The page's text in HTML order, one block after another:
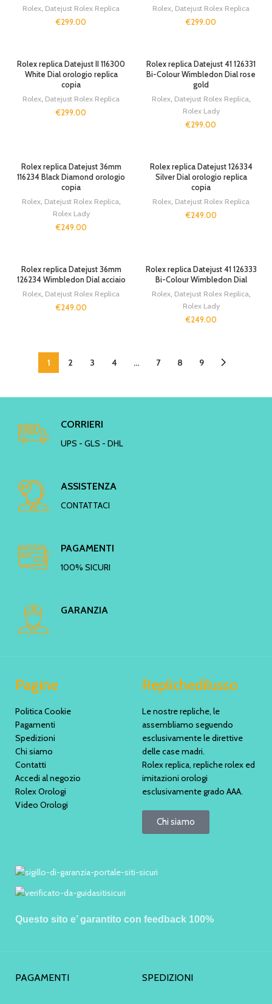
Rolex, Datejust Rolex Replica
€299.00
Rolex, Datejust Rolex Replica
€299.00
Rolex replica Datejust II 116300
White Dial orologio replica
copia
Rolex, Datejust Rolex Replica
€299.00
Rolex replica Datejust 41 126331
Bi-Colour Wimbledon Dial rose
gold
Rolex, Datejust Rolex Replica,
Rolex Lady
€299.00
Rolex replica Datejust 36mm
116234 Black Diamond orologio
copia
Rolex, Datejust Rolex Replica,
Rolex Lady
€249.00
Rolex replica Datejust 126334
Silver Dial orologio replica
copia
Rolex, Datejust Rolex Replica
€249.00
Rolex replica Datejust 36mm
126234 Wimbledon Dial acciaio
Rolex, Datejust Rolex Replica
€249.00
Rolex replica Datejust 41 126333
Bi-Colour Wimbledon Dial
Rolex, Datejust Rolex Replica,
Rolex Lady
€249.00
1 2 3 4 … 7 8 9
CORRIERI
UPS - GLS - DHL
ASSISTENZA
CONTATTACI
PAGAMENTI
100% SICURI
GARANZIA
Pagine
Politica Cookie
Pagamenti
Spedizioni
Chi siamo
Contatti
Accedi al negozio
Rolex Orologi
Video Orologi
Replichedilusso
Le nostre repliche, le
assembliamo seguendo
esclusivamente le direttive
delle case madri.
Rolex replica, repliche rolex ed
imitazioni orologi
esclusivamente grado AAA.
Chi siamo
Questo sito e’ garantito con feedback 100%
PAGAMENTI SPEDIZIONI